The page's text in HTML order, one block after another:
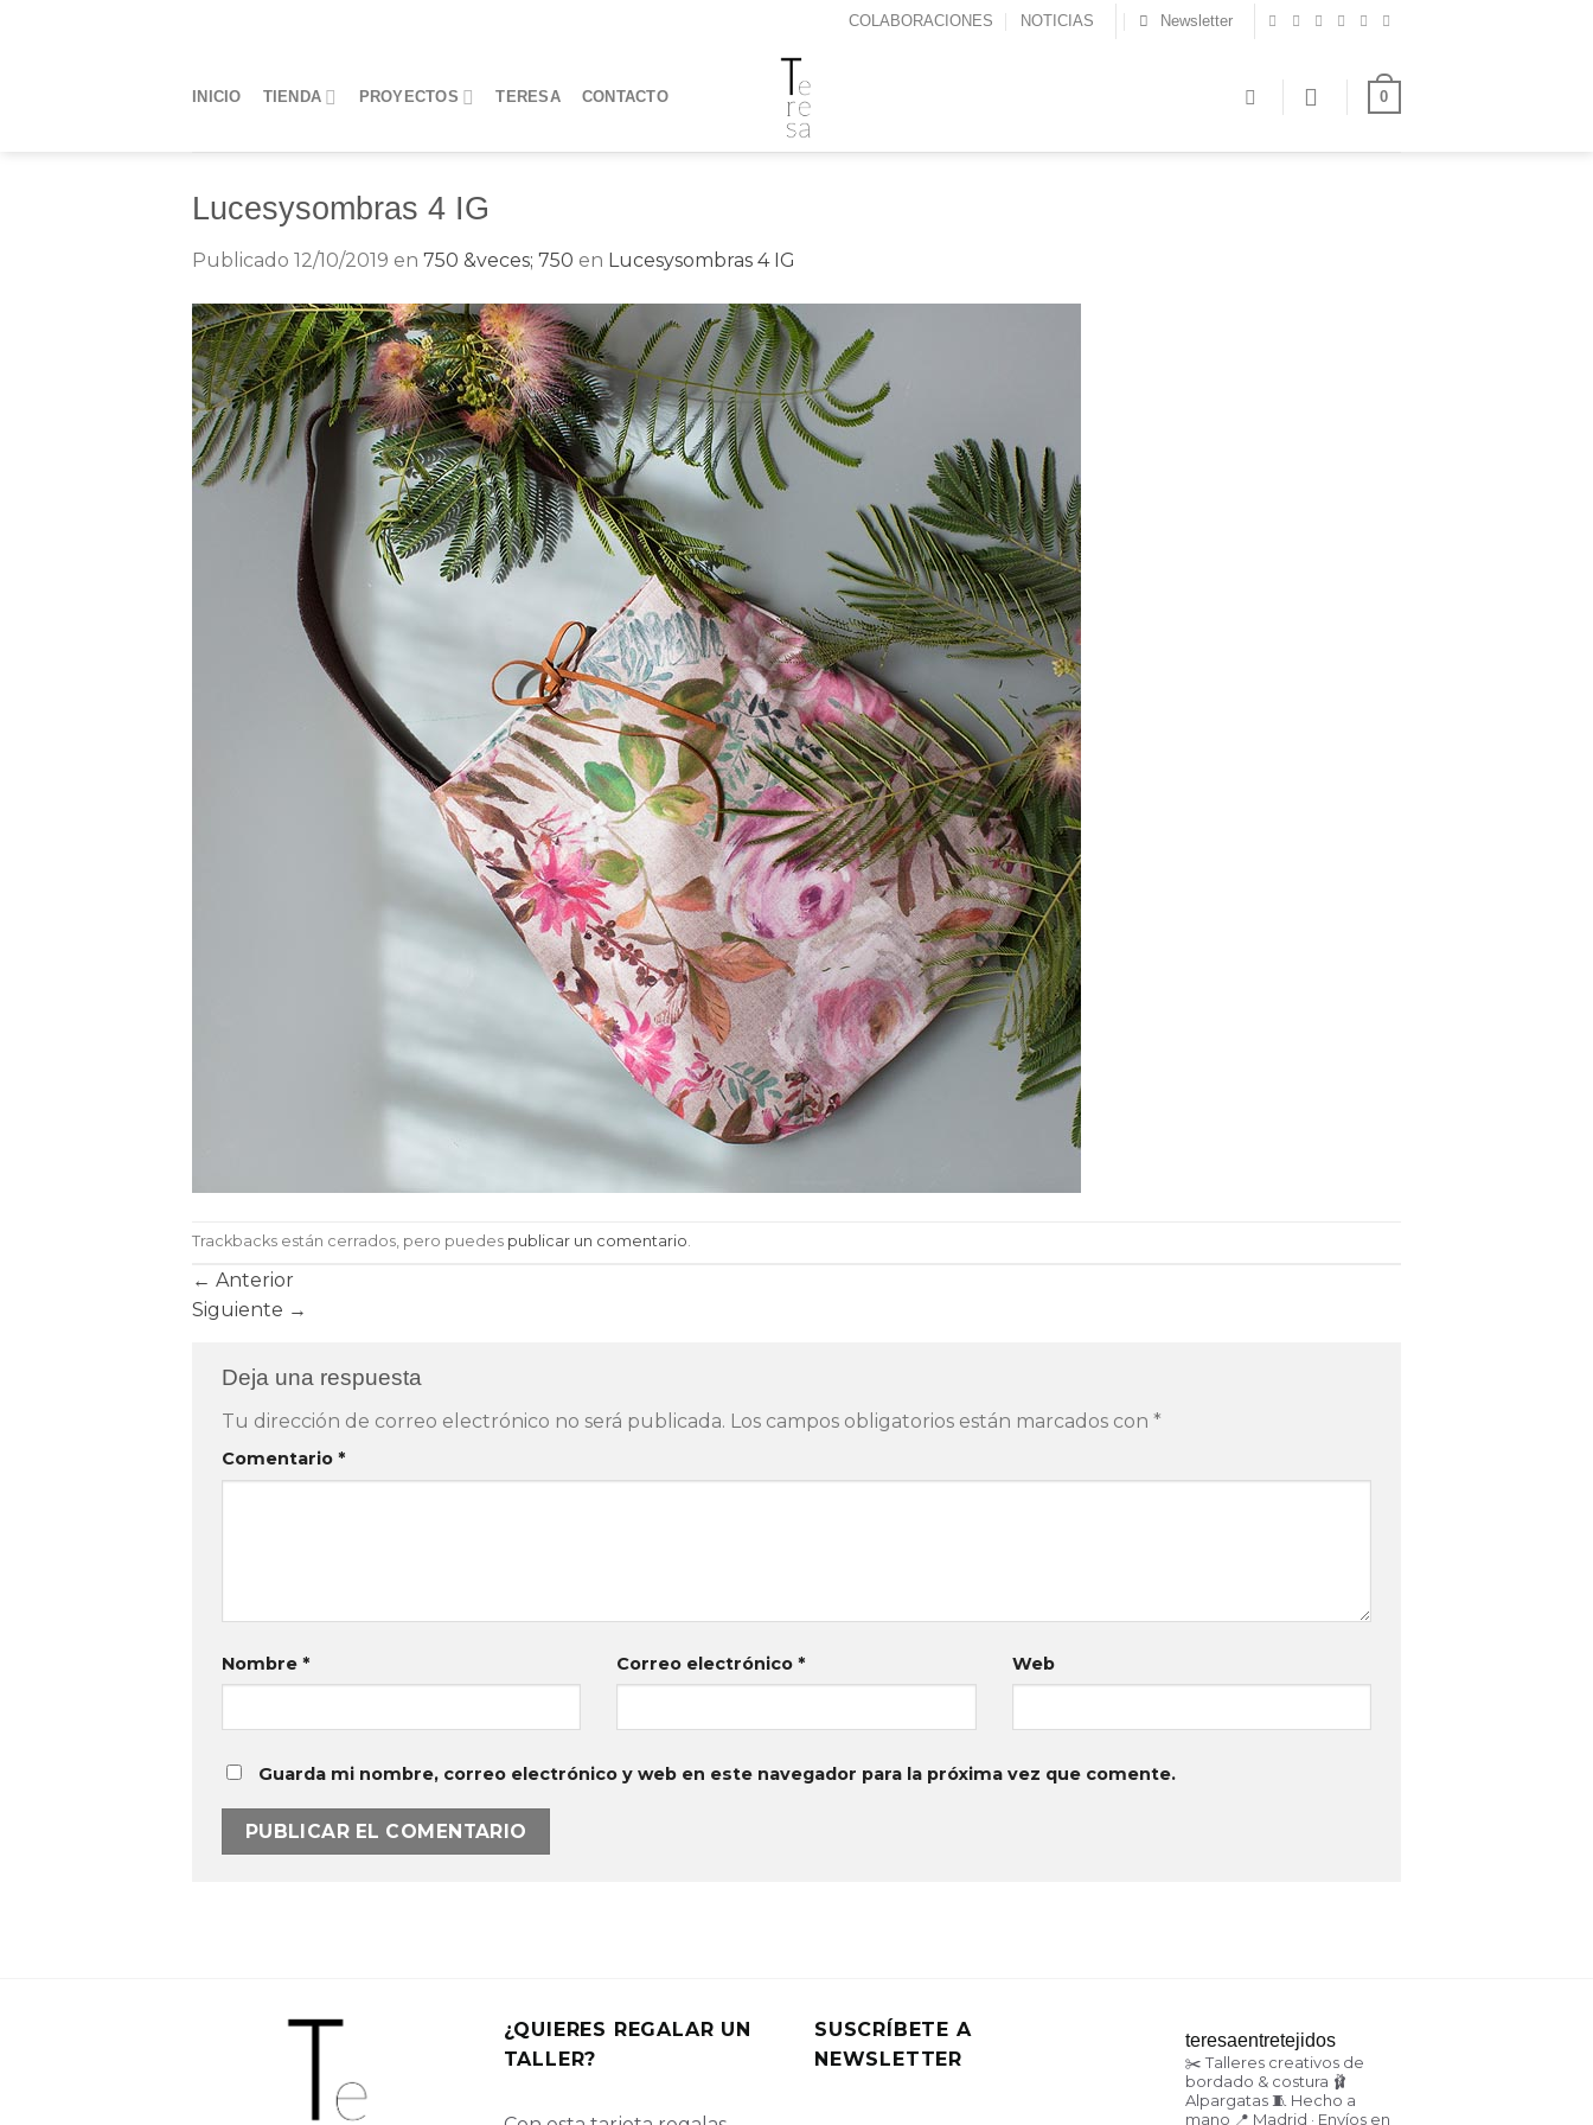
COLABORACIONES NOTICIAS Newsletter
INICIO TIENDA PROYECTOS TERESA CONTACTO 0
Lucesysombras 4 IG
Publicado 12/10/2019 en 750 &veces; 750 en Lucesysombras 4 IG
Trackbacks están cerrados, pero puedes publicar un comentario
← Anterior
Siguiente →
Deja una respuesta
Tu dirección de correo electrónico no será publicada. Los campos obligatorios están marcados con *
Comentario *
Nombre * Correo electrónico* Web
Guarda mi nombre, correo electrónico y web en este navegador para la próxima vez que comente.
¿QUIERES REGALAR UN
TALLER?
SUSCRÍBETE A
NEWSLETTER
teresaentretejidos
✂️ Talleres creativos de
bordado & costura 🩰
Alpargatas🧵 Hecho a
mano 📍 Madrid · Envíos en